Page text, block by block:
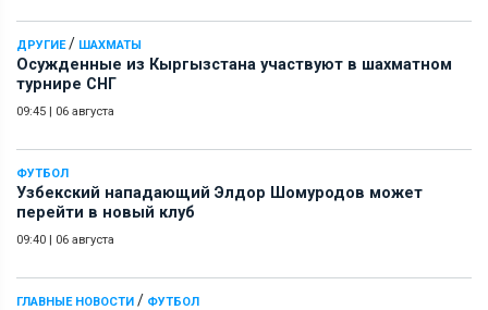
ДРУГИЕ/ ШАХМАТЫ
Осужденные из Кыргызстана участвуют в шахматном
турнире СНГ
09:45 | 06 августа
ФУТБОЛ
Узбекский нападающий Элдор Шомуродов может
перейти в новый клуб
09:40 | 06 августа
ГЛАВНЫЕ НОВОСТИ / ФУТБОЛ